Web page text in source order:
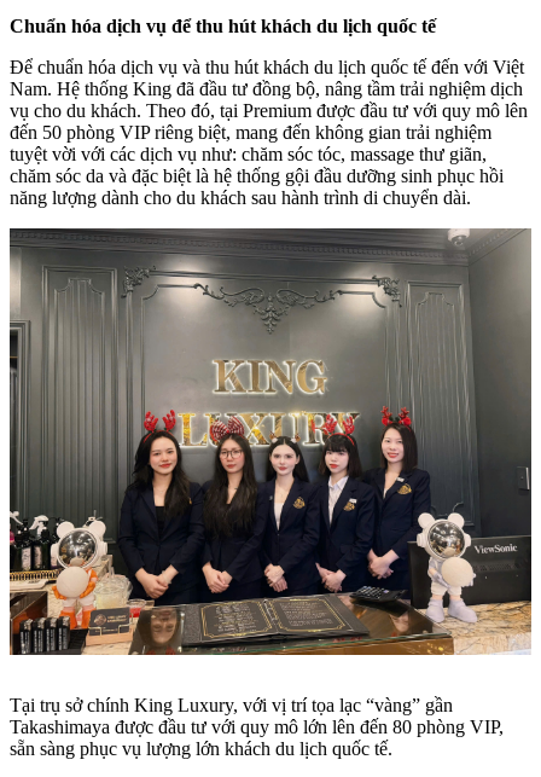
Chuẩn hóa dịch vụ để thu hút khách du lịch quốc tế
Để chuẩn hóa dịch vụ và thu hút khách du lịch quốc tế đến với Việt
Nam. Hệ thống King đã đầu tư đồng bộ, nâng tầm trải nghiệm dịch
vụ cho du khách. Theo đó, tại Premium được đầu tư với quy mô lên
đến 50 phòng VIP riêng biệt, mang đến không gian trải nghiệm
tuyệt vời với các dịch vụ như: chăm sóc tóc, massage thư giãn,
chăm sóc da và đặc biệt là hệ thống gội đầu dưỡng sinh phục hồi
năng lượng dành cho du khách sau hành trình di chuyển dài.
Tại trụ sở chính King Luxury, với vị trí tọa lạc “vàng” gần
Takashimaya được đầu tư với quy mô lớn lên đến 80 phòng VIP,
sẵn sàng phục vụ lượng lớn khách du lịch quốc tế.